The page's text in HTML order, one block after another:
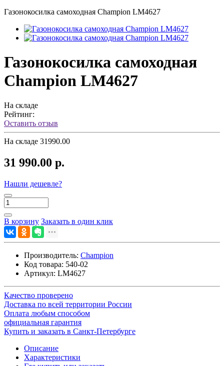
Газонокосилка самоходная Champion LM4627
Газонокосилка самоходная
Champion LM4627
На складе
Рейтинг:
Оставить отзыв
На складе 31990.00
31 990.00 р.
Нашли дешевле?
В корзину Заказать в один клик
Производитель: Champion
Код товара: 540-02
Артикул: LM4627
Качество проверено
Доставка по всей территории России
Оплата любым способом
официальная гарантия
Купить и заказать в Санкт-Петербурге
Описание
Характеристики